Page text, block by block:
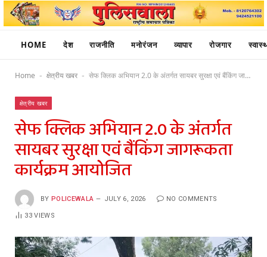
HOME देश राजनीति मनोरंजन व्यापार रोजगार
Home - क्षेत्रीय खबर - सेफ क्लिक अभियान 2.0 के अंतर्गत सायबर सुरक्षा एवं बैंकिंग जागरूकता कार्यक्रम आयोजित
क्षेत्रीय खबर
सेफ क्लिक अभियान 2.0 के अंतर्गत
सायबर सुरक्षा एवं बैंकिंग जागरूकता
कार्यक्रम आयोजित
BY POLICEWALA JULY 6, 2026 NO COMMENTS
33VIEWS